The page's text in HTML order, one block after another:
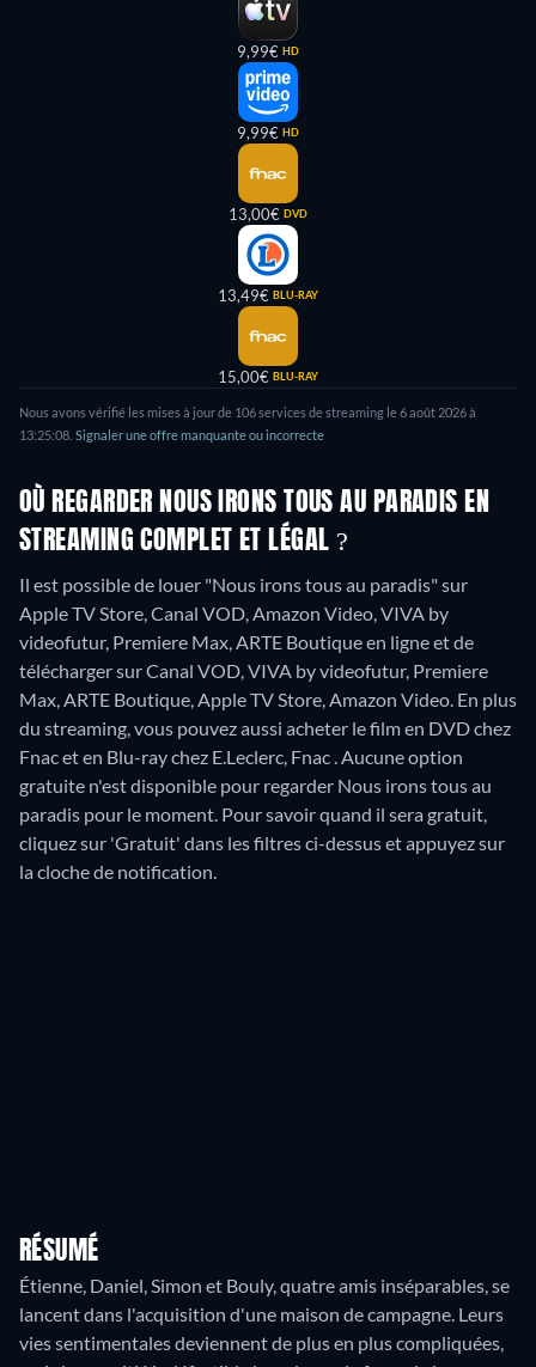
9,99€ HD
9,99€ HD
13,00€ DVD
13,49€ BLU-RAY
15,00€ BLU-RAY
Nous avons vérifié les mises à jour de 106services de streaming le6 août 2026à
13:25:08 Signaler une offre manquante ou incorrecte
OÙ REGARDER NOUS IRONS TOUS AU PARADIS EN
STREAMING COMPLET ET LÉGAL ?
Il est possible de louer "Nous irons tous au paradis" sur
Apple TV Store, Canal VOD, Amazon Video, VIVA by
videofutur, Premiere Max, ARTE Boutique en ligne et de
télécharger sur Canal VOD, VIVA by videofutur, Premiere
Max, ARTE Boutique, Apple TV Store, Amazon Video. En plus
du streaming, vous pouvez aussi acheter le film en DVD chez
Fnac et en Blu-ray chez E.Leclerc, Fnac .Aucune option
gratuite n'est disponible pour regarder Nous irons tous au
paradis pour le moment. Pour savoir quand il sera gratuit,
cliquez sur 'Gratuit' dans les filtres ci-dessus et appuyez sur
la cloche de notification.
RÉSUMÉ
Étienne, Daniel, Simon et Bouly, quatre amis inséparables, se
lancent dans l'acquisition d'une maison de campagne. Leurs
vies sentimentales deviennent de plus en plus compliquées,